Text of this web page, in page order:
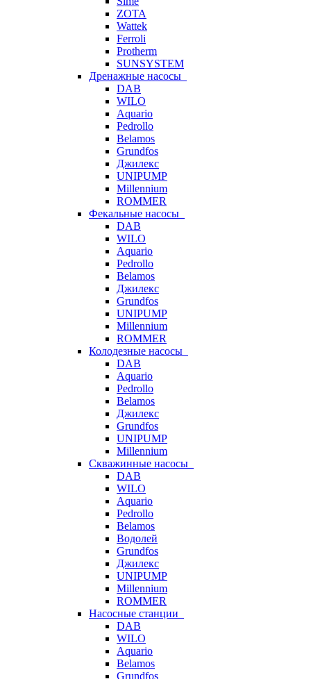
ZOTA
Wattek
Ferroli
Protherm
SUNSYSTEM
Дренажные насосы
DAB
WILO
Aquario
Pedrollo
Belamos
Grundfos
Джилекс
UNIPUMP
Millennium
ROMMER
Фекальные насосы
DAB
WILO
Aquario
Pedrollo
Belamos
Джилекс
Grundfos
UNIPUMP
Millennium
ROMMER
Колодезные насосы
DAB
Aquario
Pedrollo
Belamos
Джилекс
Grundfos
UNIPUMP
Millennium
Скважинные насосы
DAB
WILO
Aquario
Pedrollo
Belamos
Водолей
Grundfos
Джилекс
UNIPUMP
Millennium
ROMMER
Насосные станции
DAB
WILO
Aquario
Belamos
Grundfos